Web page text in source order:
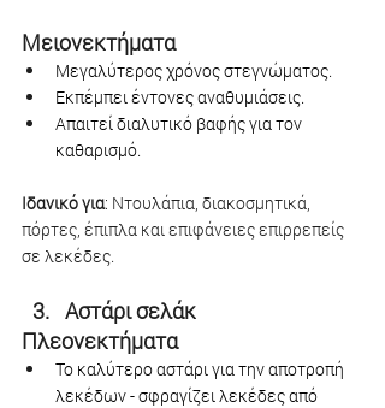
Μειονεκτήματα
Μεγαλύτερος χρόνος στεγνώματος.
Εκπέμπει έντονες αναθυμιάσεις.
Απαιτεί διαλυτικό βαφής για τον
καθαρισμό.
Ιδανικό για: Ντουλάπια, διακοσμητικά,
πόρτες, έπιπλα και επιφάνειες επιρρεπείς
σε λεκέδες.
Αστάρι σελάκ
Πλεονεκτήματα
Το καλύτερο αστάρι για την αποτροπή
λεκέδων - σφραγίζει λεκέδες από